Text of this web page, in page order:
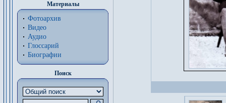
Материалы
Фотоархив
Видео
Аудио
Глоссарий
Биографии
Поиск